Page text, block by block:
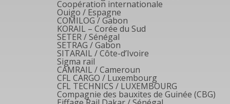
Coopération internationale
Ouigo / Espagne
COMILOG / Gabon
KORAIL – Corée du Sud
SETER / Sénégal
SETRAG / Gabon
SITARAIL / Côte-d’Ivoire
Sigma rail
CAMRAIL / Cameroun
CFL CARGO / Luxembourg
CFL TECHNICS / LUXEMBOURG
Compagnie des bauxites de Guinée (CBG)